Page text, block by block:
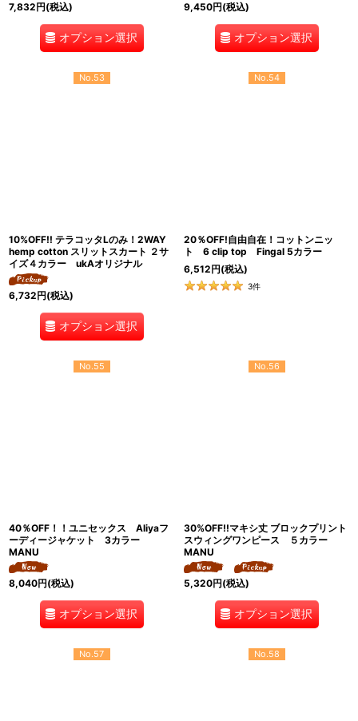
7,832円(税込)
オプション選択
9,450円(税込)
オプション選択
No.53
10%OFF!! テラコッタLのみ！2WAY
hemp cotton スリットスカート ２サ
イズ４カラー ukAオリジナル
6,732円(税込)
オプション選択
No.54
20％OFF!自由自在！コットンニッ
ト 6 clip top Fingal 5カラー
6,512円(税込)
3件
No.55
40％OFF！！ユニセックス Aliyaフ
ーディージャケット 3カラー
MANU
8,040円(税込)
オプション選択
No.56
30%OFF!!マキシ丈 ブロックプリント
スウィングワンピース ５カラー
MANU
5,320円(税込)
オプション選択
No.57 No.58